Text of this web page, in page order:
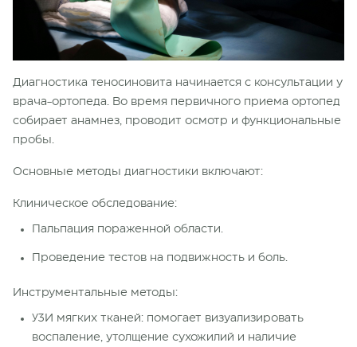
Диагностика теносиновита начинается с консультации у
врача-ортопеда. Во время первичного приема ортопед
собирает анамнез, проводит осмотр и функциональные
пробы.
Основные методы диагностики включают:
Клиническое обследование:
Пальпация пораженной области.
Проведение тестов на подвижность и боль.
Инструментальные методы:
УЗИ мягких тканей: помогает визуализировать
воспаление, утолщение сухожилий и наличие